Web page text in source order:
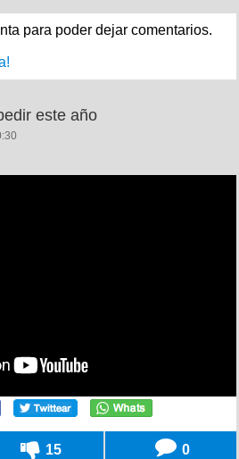
para poder dejar comentarios.
este año
15 0